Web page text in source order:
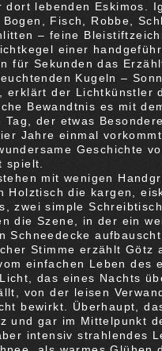
dort lebenden Eskimos.
Bogen, Fisch, Robbe,
– feine
einer
für Sekunden das
Kugeln –
erklärt der Lichtkünstler
Bewandtnis es mit
Tag, der etwas
Jahre einmal
Geschichte
spielt.
mit wenigen
Holztisch die kargen,
zwei simple
die Szene, in der ein
Schneedecke
Stimme erzählt Götz
einfachen Leben des
das eines Nachts
von der leisen
bewirkt. Überhaupt,
und gar im Mittelpunkt
intensiv strahlendes